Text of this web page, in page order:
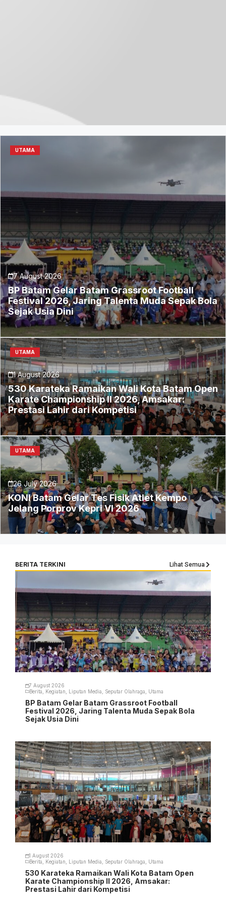
7 August 2026
BP Batam Gelar Batam Grassroot Football
Festival 2026, Jaring Talenta Muda Sepak Bola
Sejak Usia Dini
UTAMA
1 August 2026
530 Karateka Ramaikan Wali Kota Batam Open
Karate Championship II 2026, Amsakar:
Prestasi Lahir dari Kompetisi
UTAMA
26 July 2026
KONI Batam Gelar Tes Fisik Atlet Kempo
Jelang Porprov Kepri VI 2026
UTAMA
BERITA TERKINI Lihat Semua
7 August 2026
Berita
Kegiatan Liputan Media Seputar Olahraga Utama
BP Batam Gelar Batam Grassroot Football
Festival 2026, Jaring Talenta Muda Sepak Bola
Sejak Usia Dini
1 August 2026
Berita
Kegiatan Liputan Media Seputar Olahraga Utama
530 Karateka Ramaikan Wali Kota Batam Open
Karate Championship II 2026, Amsakar:
Prestasi Lahir dari Kompetisi